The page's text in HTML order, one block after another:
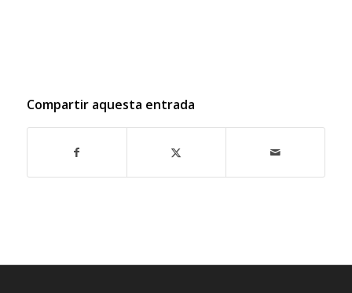
Compartir aquesta entrada